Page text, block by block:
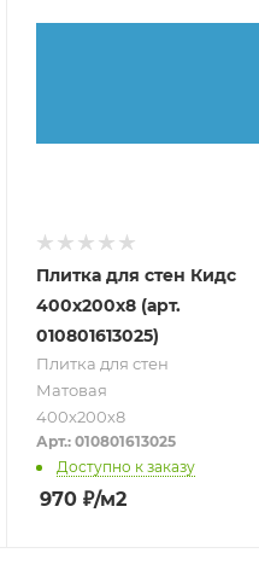
Плитка для стен Кидс
400х200х8 (арт.
010801613025)
Плитка для стен
Матовая
400х200х8
Доступно к заказу
Арт.: 010801613025
970₽/м2